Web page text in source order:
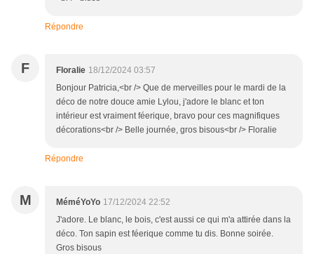
Répondre
F Floralie 18/12/2024 03:57
Bonjour Patricia,<br /> Que de merveilles pour le mardi de la
déco de notre douce amie Lylou, j'adore le blanc et ton
intérieur est vraiment féerique, bravo pour ces magnifiques
décorations<br /> Belle journée, gros bisous<br /> Floralie
Répondre
M MéméYoYo 17/12/2024 22:52
J'adore. Le blanc, le bois, c'est aussi ce qui m'a attirée dans la
déco. Ton sapin est féerique comme tu dis. Bonne soirée.
Gros bisous